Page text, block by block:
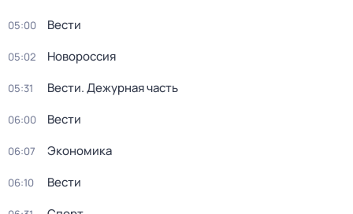
05:00 Вести
05:02 Новороссия
05:31 Вести. Дежурная часть
06:00 Вести
06:07 Экономика
06:10 Вести